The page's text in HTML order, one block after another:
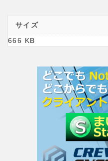
サイズ
666 KB